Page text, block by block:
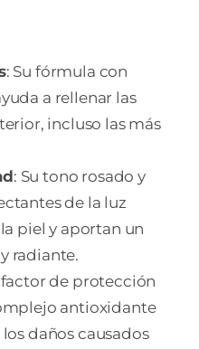
: Su fórmula con
a rellenar las
incluso las más
: Su tono rosado y
de la luz
piel y aportan un
radiante.
factor de protección
antioxidante
daños causados